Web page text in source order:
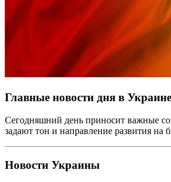
Главные новости дня в
Сегодняшний день приносит важные
задают тон и направление развития
Новости Украины